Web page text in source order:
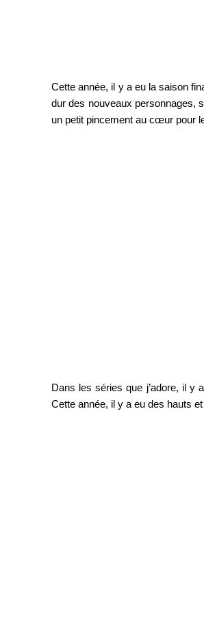
Cette année, il y a eu la saison
dur des nouveaux personnages,
un petit pincement au cœur pour
Dans les séries que j’adore, il y
Cette année, il y a eu des hauts